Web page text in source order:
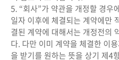
5. “회사”가 약관을 개정할 경우
일자 이후에 체결되는 계약에만
결된 계약에 대해서는 개정전의
다. 다만 이미 계약을 체결한 이
을 받기를 원하는 뜻을 상기 제4